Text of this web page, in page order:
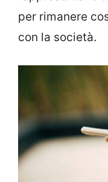
per rimanere
con la società.